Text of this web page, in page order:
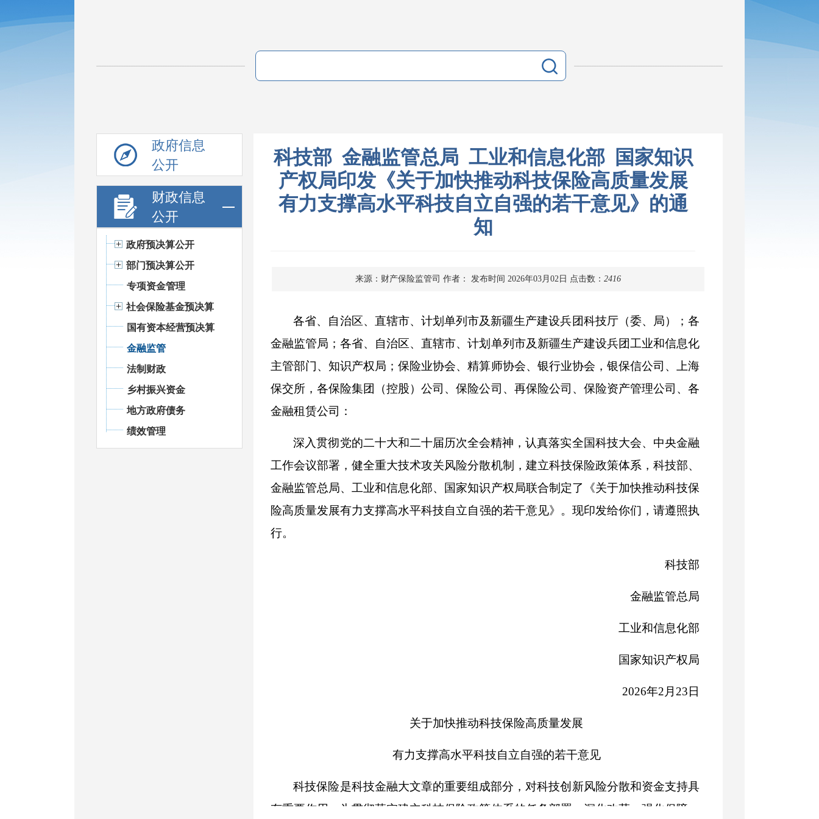
政府信息
公开
财政信息
公开
政府预决算公开
部门预决算公开
专项资金管理
社会保险基金预决算
国有资本经营预决算
金融监管
法制财政
乡村振兴资金
地方政府债务
绩效管理
科技部 金融监管总局 工业和信息化部 国家知识
产权局印发《关于加快推动科技保险高质量发展
有力支撑高水平科技自立自强的若干意见》的通
知
来源：财产保险监管司 作者： 发布时间 2026年03月02日 点击数： 2416
各省、自治区、直辖市、计划单列市及新疆生产建设兵团科技厅（委、局）；各
金融监管局；各省、自治区、直辖市、计划单列市及新疆生产建设兵团工业和信息化
主管部门、知识产权局；保险业协会、精算师协会、银行业协会，银保信公司、上海
保交所，各保险集团（控股）公司、保险公司、再保险公司、保险资产管理公司、各
金融租赁公司：
深入贯彻党的二十大和二十届历次全会精神，认真落实全国科技大会、中央金融
工作会议部署，健全重大技术攻关风险分散机制，建立科技保险政策体系，科技部、
金融监管总局、工业和信息化部、国家知识产权局联合制定了《关于加快推动科技保
险高质量发展有力支撑高水平科技自立自强的若干意见》。现印发给你们，请遵照执
行。
科技部
金融监管总局
工业和信息化部
国家知识产权局
2026年2月23日
关于加快推动科技保险高质量发展
有力支撑高水平科技自立自强的若干意见
科技保险是科技金融大文章的重要组成部分，对科技创新风险分散和资金支持具
有重要作用。为贯彻落实建立科技保险政策体系的任务部署，深化改革、强化保障，